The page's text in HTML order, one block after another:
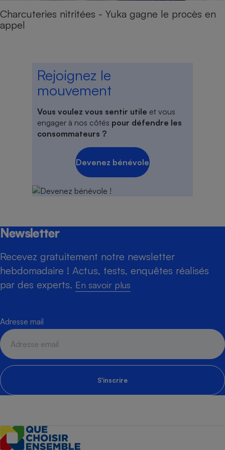
Charcuteries nitritées - Yuka gagne le procès en
appel
Rejoignez le
mouvement
Vous voulez vous sentir utile et vous
engager à nos côtés pour défendre les
consommateurs ?
Devenez bénévole
Newsletter
Recevez gratuitement notre newsletter
hebdomadaire ! Actus, tests, enquêtes réalisés
par des experts. En savoir plus
Adresse mail
S'inscrire